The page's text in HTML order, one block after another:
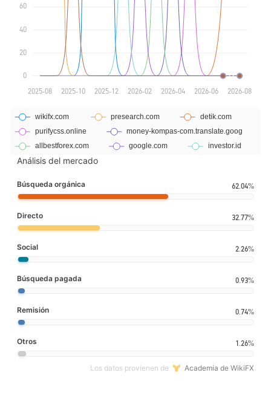
Análisis del mercado
Búsqueda orgánica 62.04%
Directo 32.77%
Social 2.26%
Búsqueda pagada 0.93%
Remisión 0.74%
Otros 1.26%
Los datos provienen de Academia de WikiFX